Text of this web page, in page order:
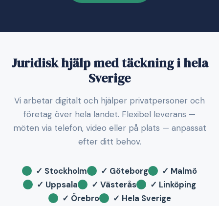
Juridisk hjälp med täckning i hela
Sverige
Vi arbetar digitalt och hjälper privatpersoner och
företag över hela landet. Flexibel leverans —
möten via telefon, video eller på plats — anpassat
efter ditt behov.
✓ Stockholm ✓ Göteborg
✓ Malmö
✓ Uppsala
✓ Västerås
✓ Linköping
✓ Örebro
✓ Hela Sverige